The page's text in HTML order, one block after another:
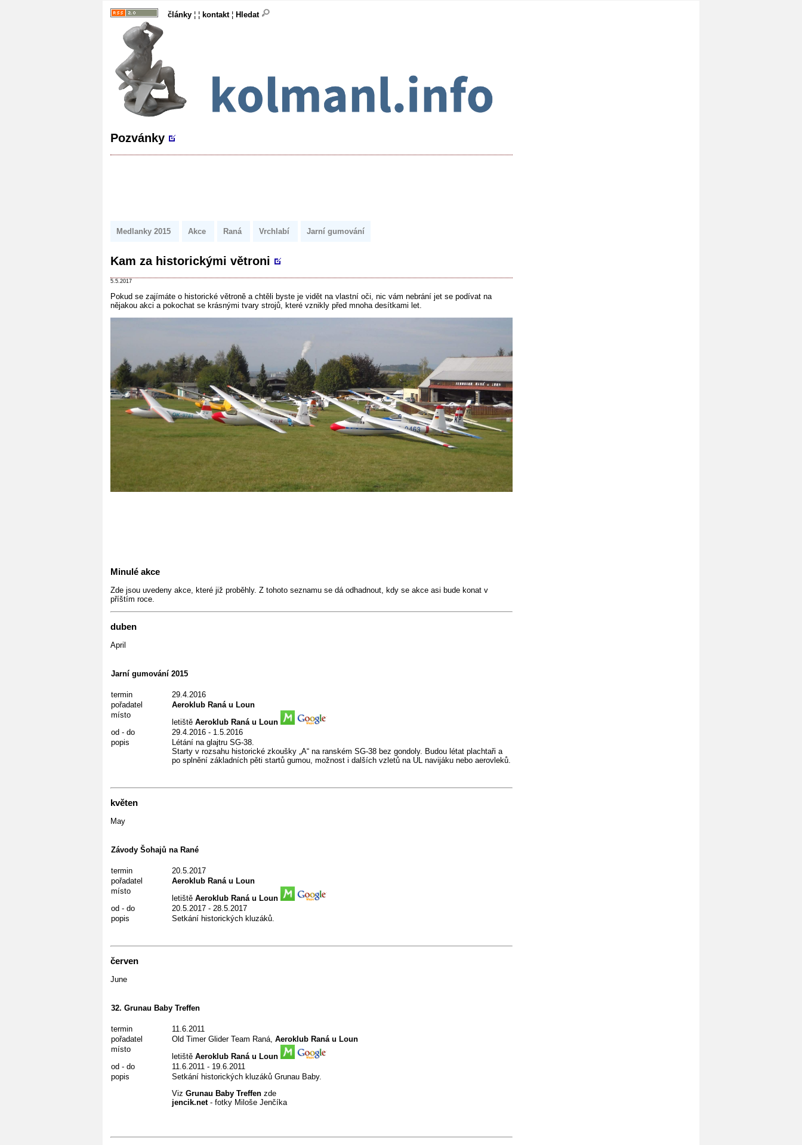
články ¦ ¦ kontakt¦ Hledat
Pozvánky
Medlanky 2015 Akce Raná Vrchlabí Jarní gumování
Kam za historickými větroni
5.5.2017
Pokud se zajímáte o historické větroně a chtěli byste je vidět na vlastní oči, nic vám nebrání jet se podívat na
nějakou akci a pokochat se krásnými tvary strojů, které vznikly před mnoha desítkami let.
Minulé akce
Zde jsou uvedeny akce, které již proběhly. Z tohoto seznamu se dá odhadnout, kdy se akce asi bude konat v
příštím roce.
duben
April
Jarní gumování 2015
termin
29.4.2016
pořadatel
Aeroklub Raná u Loun
místo
letiště Aeroklub Raná u Loun
od - do
29.4.2016 - 1.5.2016
popis
Létání na glajtru SG-38.
Starty v rozsahu historické zkoušky „A“ na ranském SG-38 bez gondoly. Budou létat plachtaři a
po splnění základních pěti startů gumou, možnost i dalších vzletů na UL navijáku nebo aerovleků.
květen
May
Závody Šohajů na Rané
termin
20.5.2017
pořadatel
Aeroklub Raná u Loun
místo
letiště Aeroklub Raná u Loun
od - do
20.5.2017 - 28.5.2017
popis
Setkání historických kluzáků.
červen
June
32. Grunau Baby Treffen
termin
11.6.2011
pořadatel
Old Timer Glider Team Raná, Aeroklub Raná u Loun
místo
letiště Aeroklub Raná u Loun
od - do
11.6.2011 - 19.6.2011
popis
Setkání historických kluzáků Grunau Baby.
Viz Grunau Baby Treffen zde
jencik.net- fotky Miloše Jenčíka